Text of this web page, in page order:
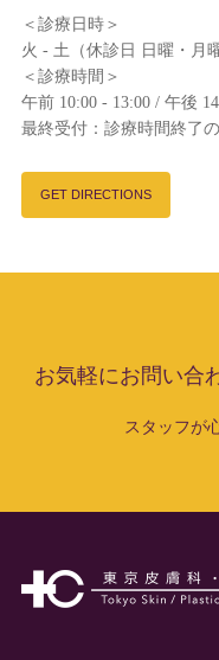
＜診療日時＞
火 - 土（休診日 日曜・月
＜診療時間＞
午前 10:00 - 13:00 / 午後
最終受付：診療時間終了
GET DIRECTIONS
お気軽にお問い合
スタッフが